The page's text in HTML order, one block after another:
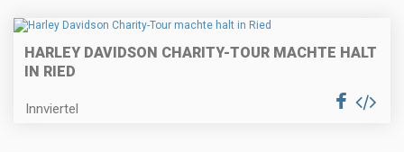
HARLEY DAVIDSON CHARITY-TOUR MACHTE HALT
IN RIED
Innviertel